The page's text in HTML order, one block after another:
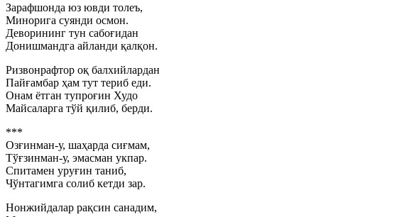
Зарафшонда юз ювди толеъ,
Минорига суянди осмон.
Деворининг тун сабоғидан
Донишмандга айланди қалқон.
Ризвонрафтор оқ балхийлардан
Пайғамбар ҳам тут териб еди.
Онам ётган тупроғин Худо
Майсаларга тўй қилиб, берди.
***
Озғинман-у, шаҳарда сиғмам,
Тўғзинман-у, эмасман укпар.
Спитамен уруғин таниб,
Чўнтагимга солиб кетди зар.
Нонжийдалар рақсин санадим,